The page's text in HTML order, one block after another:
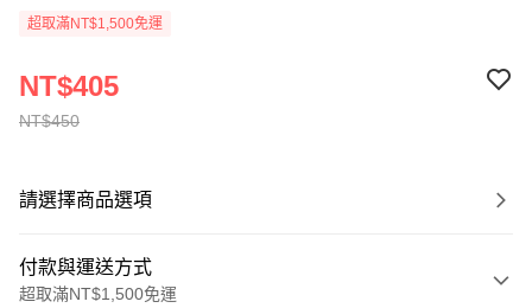
超取滿NT$1,500免運
NT$450
NT$405
請選擇商品選項
付款與運送方式
超取滿NT$1,500免運